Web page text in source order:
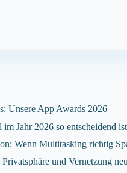
Unsere App Awards 2026
Jahr 2026 so entscheidend ist
Wenn Multitasking richtig
und Vernetzung